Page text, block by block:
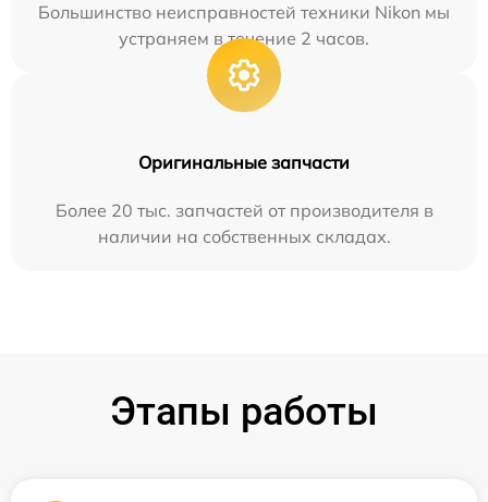
Большинство неисправностей техники Nikon мы
устраняем в течение 2 часов.
Оригинальные запчасти
Более 20 тыс. запчастей от производителя в
наличии на собственных складах.
Этапы работы